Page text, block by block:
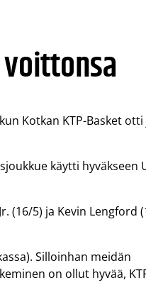
Kotkan KTP-Basket otti
käytti hyväkseen
(16/5) ja Kevin Lengford
Silloinhan meidän
on ollut hyvää,